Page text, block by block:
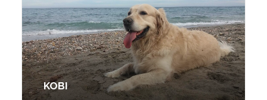
KOBI